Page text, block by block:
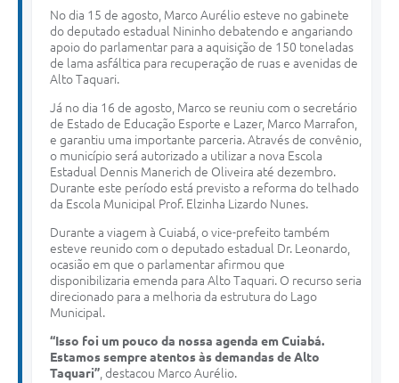
No dia 15 de agosto, Marco Aurélio esteve no gabinete
do deputado estadual Nininho debatendo e angariando
apoio do parlamentar para a aquisição de 150 toneladas
de lama asfáltica para recuperação de ruas e avenidas de
Alto Taquari.
Já no dia 16 de agosto, Marco se reuniu com o secretário
de Estado de Educação Esporte e Lazer, Marco Marrafon,
e garantiu uma importante parceria. Através de convênio,
o município será autorizado a utilizar a nova Escola
Estadual Dennis Manerich de Oliveira até dezembro.
Durante este período está previsto a reforma do telhado
da Escola Municipal Prof. Elzinha Lizardo Nunes.
Durante a viagem à Cuiabá, o vice-prefeito também
esteve reunido com o deputado estadual Dr. Leonardo,
ocasião em que o parlamentar afirmou que
disponibilizaria emenda para Alto Taquari. O recurso seria
direcionado para a melhoria da estrutura do Lago
Municipal.
“Isso foi um pouco da nossa agenda em Cuiabá.
Estamos sempre atentos às demandas de Alto
Taquari” , destacou Marco Aurélio.